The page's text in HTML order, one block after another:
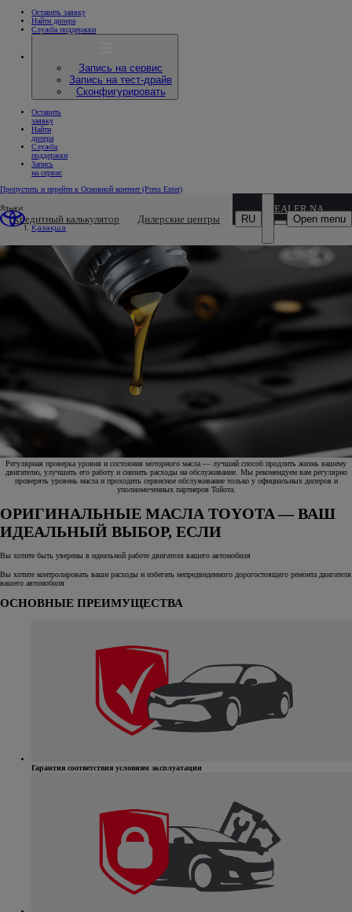
Оставить заявку
Найти дилера
Служба поддержки
Запись на сервис
Запись на тест-драйв
Сконфигурировать
Оставить
заявку
Найти
дилера
Служба
поддержки
Запись
на сервис
Пропустить и перейти к Основной контент(Press Enter)
Кредитный калькулятор Дилерские центры
DEALER NAME
RU
Языки
Қазақша
Open menu
Регулярная проверка уровня и состояния моторного масла — лучший способ продлить жизнь вашему
двигателю, улучшить его работу и снизить расходы на обслуживание. Мы рекомендуем вам регулярно
проверять уровень масла и проходить сервисное обслуживание только у официальных дилеров и
уполномоченных партнеров Тойота.
ОРИГИНАЛЬНЫЕ МАСЛА TOYOTA — ВАШ
ИДЕАЛЬНЫЙ ВЫБОР, ЕСЛИ
Вы хотите быть уверены в идеальной работе двигателя вашего автомобиля
Вы хотите контролировать ваши расходы и избегать непредвиденного дорогостоящего ремонта двигателя
вашего автомобиля
ОСНОВНЫЕ ПРЕИМУЩЕСТВА
Гарантия соответствия условиям эксплуатации